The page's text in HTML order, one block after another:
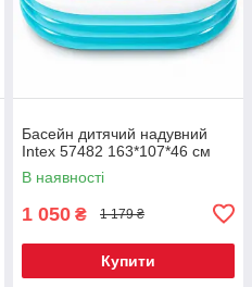
Басейн дитячий надувний
Intex 57482 163*107*46 см
В наявності
1 050 ₴ 1 179 ₴
Купити